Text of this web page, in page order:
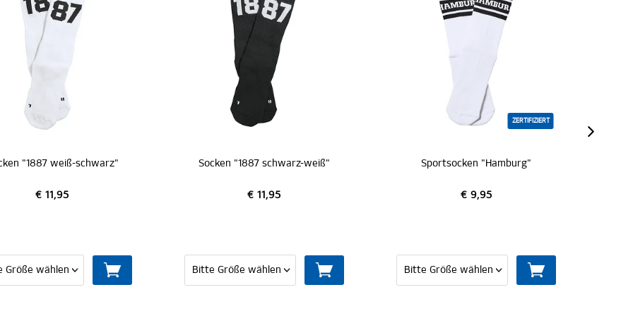
Socken "1887 schwarz-weiß" Sportsocken "Hamburg" Chrom Emblem "Raute"
IN DEN WARENKORB